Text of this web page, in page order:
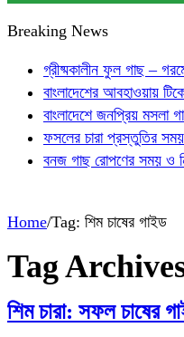
Breaking News
গ্রীষ্মকালীন ফুল গাছ –
বাংলাদেশের আবহাওয়ায়
বাংলাদেশে জনপ্রিয় মসলা
ফসলের চারা প্রস্তুতির
বনজ গাছ রোপণের সময় ও
Home/Tag: শিম চাষের গাইড
Tag
শিম চারা: সফল চাষের